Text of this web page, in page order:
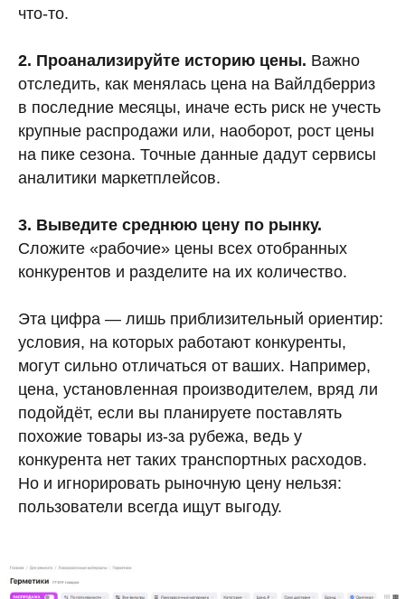
что-то.
2. Проанализируйте историю цены. Важно
отследить, как менялась цена на Вайлдберриз
в последние месяцы, иначе есть риск не учесть
крупные распродажи или, наоборот, рост цены
на пике сезона. Точные данные дадут сервисы
аналитики маркетплейсов.
3. Выведите среднюю цену по рынку.
Сложите «рабочие» цены всех отобранных
конкурентов и разделите на их количество.
Эта цифра — лишь приблизительный ориентир:
условия, на которых работают конкуренты,
могут сильно отличаться от ваших. Например,
цена, установленная производителем, вряд ли
подойдёт, если вы планируете поставлять
похожие товары из-за рубежа, ведь у
конкурента нет таких транспортных расходов.
Но и игнорировать рыночную цену нельзя:
пользователи всегда ищут выгоду.